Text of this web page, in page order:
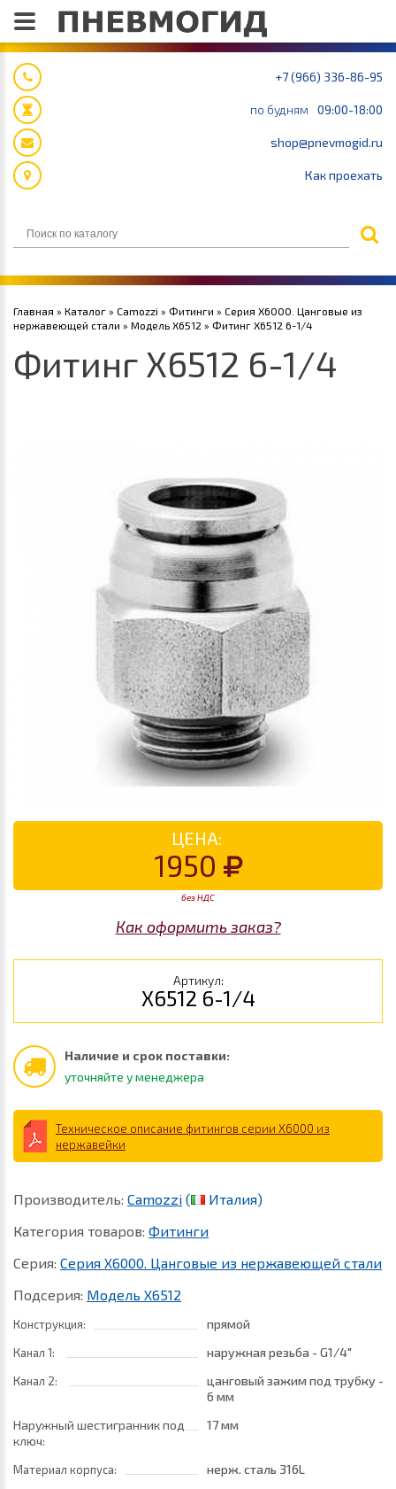
+7 (966) 336-86-95
по будням 09:00-18:00
shop@pnevmogid.ru
Как проехать
Главная » Каталог » Camozzi » Фитинги » Серия Х6000. Цанговые из
нержавеющей стали » Модель Х6512 » Фитинг X6512 6-1/4
Фитинг X6512 6-1/4
ЦЕНА:
1950
без НДС
Как оформить заказ?
Артикул:
X6512 6-1/4
Наличие и срок поставки:
уточняйте у менеджера
Техническое описание фитингов серии X6000 из
нержавейки
Производитель: Camozzi (
Италия)
Категория товаров: Фитинги
Серия: Серия Х6000. Цанговые из нержавеющей стали
Подсерия: Модель Х6512
Конструкция: прямой
Канал 1: наружная резьба - G1/4"
Канал 2:
цанговый зажим под трубку -
6 мм
Наружный шестигранник под
ключ:
17 мм
Материал корпуса: нерж. сталь 316L